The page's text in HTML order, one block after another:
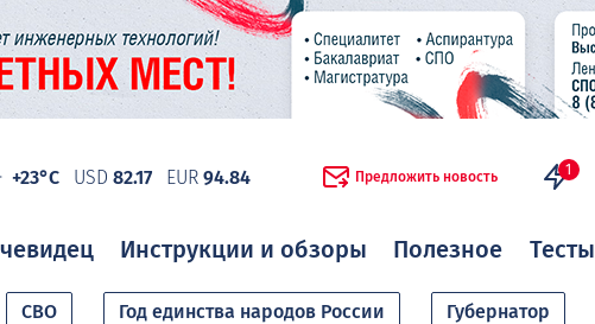
+23°C USD 82.17 EUR 94.84 Предложить новость 1
Инструкции и обзоры Полезное Тесты
СВО Год единства народов России Губернатор